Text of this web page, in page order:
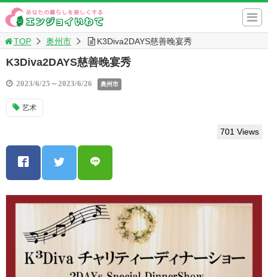
TOP 奥州市 K3Diva2DAYS慈善晚宴秀
K3Diva2DAYS慈善晚宴秀
2023/6/25～2023/6/26 奥州市
艺术
701 Views